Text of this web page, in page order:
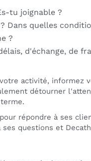
tu joignable ?
Dans quelles
?
d'échange, de
activité, informez
détourner
répondre à ses
questions et